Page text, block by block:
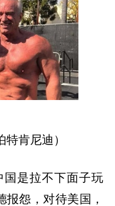
特肯尼迪）
国是拉不下面子玩
怨，对待美国，